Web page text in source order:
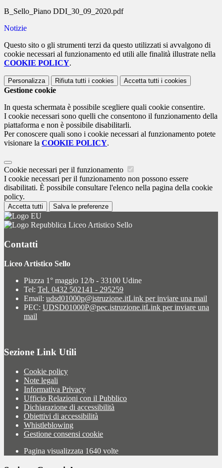
B_Sello_Piano DDI_30_09_2020.pdf
Notizie
Questo sito o gli strumenti terzi da questo utilizzati si avvalgono di
cookie necessari al funzionamento ed utili alle finalità illustrate nella
COOKIE POLICY.
Personalizza Rifiuta tutti i cookies Accetta tutti i cookies
Gestione cookie
In questa schermata è possibile scegliere quali cookie consentire.
I cookie necessari sono quelli che consentono il funzionamento della
piattaforma e non è possibile disabilitarli.
Per conoscere quali sono i cookie necessari al funzionamento potete
visionare la COOKIE POLICY.
Cookie necessari per il funzionamento
I cookie necessari per il funzionamento non possono essere
disabilitati. È possibile consultare l'elenco nella pagina della cookie
policy.
Accetta tutti Salva le preferenze
Liceo Artistico Sello
Contatti
Liceo Artistico Sello
Piazza 1° maggio 12/b - 33100 Udine
Tel: Tel. 0432 502141 - 295259
Email: udsd01000p@istruzione.itLink per inviare una mail
PEC: UDSD01000P@pec.istruzione.itLink per inviare una
mail
Sezione Link Utili
Cookie policy
Note legali
Informativa Privacy
Ufficio Relazioni con il Pubblico
Dichiarazione di accessibilità
Obiettivi di accessibilità
Whistleblowing
Gestione consensi cookie
Pagina visualizzata 1640 volte